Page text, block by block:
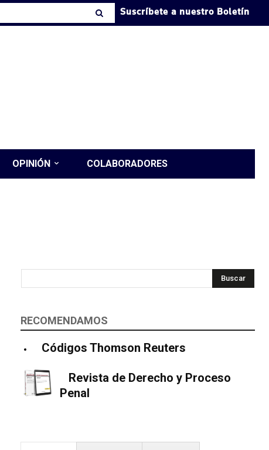
Suscríbete a nuestro Boletín
OPINIÓN COLABORADORES
Buscar
RECOMENDAMOS
Códigos Thomson Reuters
Revista de Derecho y Proceso
Penal